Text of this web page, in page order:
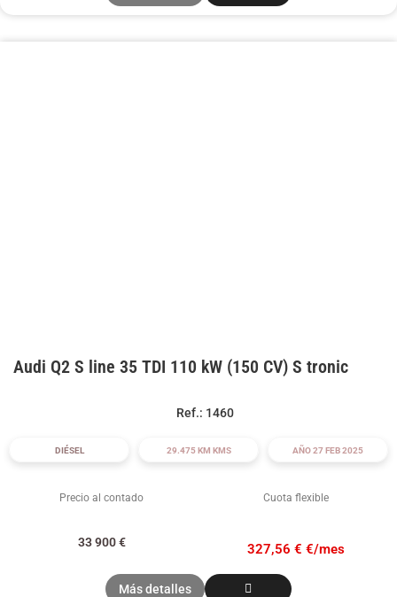
Audi Q2 S line 35 TDI 110 kW (150 CV) S tronic
Ref.: 1460
DIÉSEL 29.475 KM KMS AÑO 27 FEB 2025
Precio al contado Cuota flexible
33 900€ 327,56 € €/mes
Más detalles